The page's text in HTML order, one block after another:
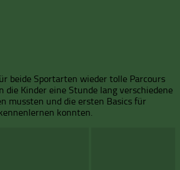
beide Sportarten wieder tolle Parcours
die Kinder eine Stunde lang verschiedene
mussten und die ersten Basics für
konnten.